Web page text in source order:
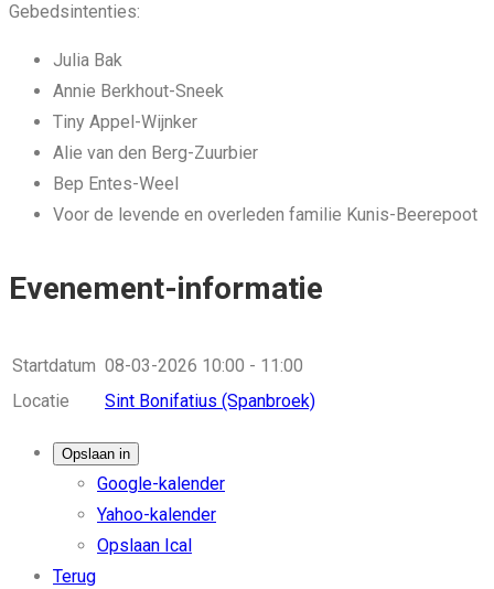
Gebedsintenties:
Julia Bak
Annie Berkhout-Sneek
Tiny Appel-Wijnker
Alie van den Berg-Zuurbier
Bep Entes-Weel
Voor de levende en overleden familie Kunis-Beerepoot
Evenement-informatie
Startdatum 08-03-2026 10:00 - 11:00
Locatie
Sint Bonifatius (Spanbroek)
Opslaan in
Google-kalender
Yahoo-kalender
Opslaan Ical
Terug